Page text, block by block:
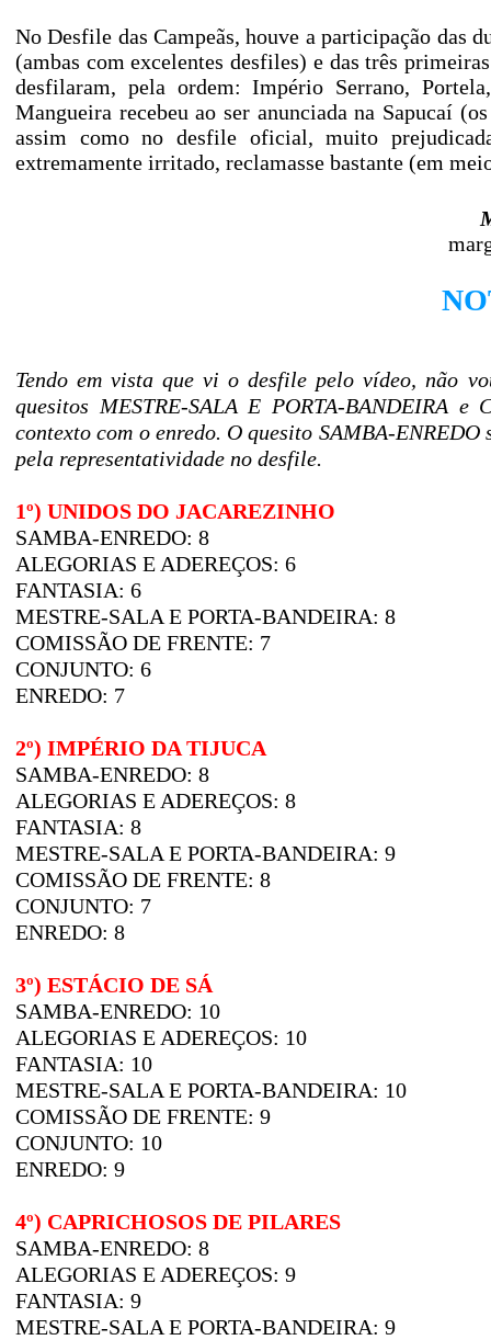
No Desfile das Campeãs, houve a participação das
(ambas com excelentes desfiles) e das três
desfilaram, pela ordem: Império Serrano,
Mangueira recebeu ao ser anunciada na Sapucaí
assim como no desfile oficial, muito
extremamente irritado, reclamasse bastante (em
Tendo em vista que vi o desfile pelo vídeo, não
quesitos MESTRE-SALA E PORTA-BANDEIRA
contexto com o enredo. O quesito SAMBA-
pela representatividade no desfile.
1º) UNIDOS DO JACAREZINHO
SAMBA-ENREDO: 8
ALEGORIAS E ADEREÇOS: 6
FANTASIA: 6
MESTRE-SALA E PORTA-BANDEIRA: 8
COMISSÃO DE FRENTE: 7
CONJUNTO: 6
ENREDO: 7
2º) IMPÉRIO DA TIJUCA
SAMBA-ENREDO: 8
ALEGORIAS E ADEREÇOS: 8
FANTASIA: 8
MESTRE-SALA E PORTA-BANDEIRA: 9
COMISSÃO DE FRENTE: 8
CONJUNTO: 7
ENREDO: 8
3º) ESTÁCIO DE SÁ
SAMBA-ENREDO: 10
ALEGORIAS E ADEREÇOS: 10
FANTASIA: 10
MESTRE-SALA E PORTA-BANDEIRA: 10
COMISSÃO DE FRENTE: 9
CONJUNTO: 10
ENREDO: 9
4º) CAPRICHOSOS DE PILARES
SAMBA-ENREDO: 8
ALEGORIAS E ADEREÇOS: 9
FANTASIA: 9
MESTRE-SALA E PORTA-BANDEIRA: 9